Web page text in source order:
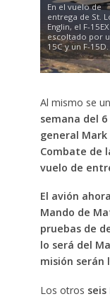
En el vuelo de
entrega de St.
Englin, el F-
escoltado por
15C y un F-15D.
Al mismo se
semana del
general Mark
Combate de
vuelo de
El avión
Mando de
pruebas de
lo será del
misión serán
Los otros